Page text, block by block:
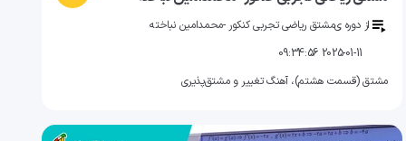
از دوره یمشتق ریاضی تجربی کنکور -محمدامین نباخته
2025-01-11 09:34:56
مشتق (قسمت هشتم)، آهنگ تغییر و مشتق‌پذیری